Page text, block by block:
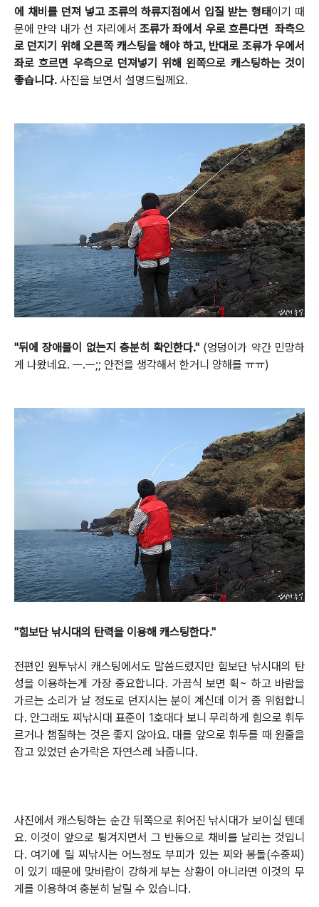
에 채비를 던져 넣고 조류의 하류지점에서 입질 받는 형태이기 때
문에 만약 내가 선 자리에서 조류가 좌에서 우로 흐른다면 좌측으
로 던지기 위해 오른쪽 캐스팅을 해야 하고, 반대로 조류가 우에서
좌로 흐르면 우측으로 던져넣기 위해 왼쪽으로 캐스팅하는 것이
좋습니다. 사진을 보면서 설명드릴께요.
"뒤에 장애물이 없는지 충분히 확인한다." (엉덩이가 약간 민망하
게 나왔네요. ㅡ.ㅡ;; 안전을 생각해서 한거니 양해를 ㅠㅠ)
"힘보단 낚시대의 탄력을 이용해 캐스팅한다."
전편인 원투낚시 캐스팅에서도 말씀드렸지만 힘보단 낚시대의 탄
성을 이용하는게 가장 중요합니다. 가끔식 보면 휙~ 하고 바람을
가르는 소리가 날 정도로 던지시는 분이 계신데 이거 좀 위험합니
다.안그래도 찌낚시대 표준이 1호대다 보니 무리하게 힘으로 휘두
르거나 챔질하는 것은 좋지 않아요. 대를 앞으로 휘두를 때 원줄을
잡고 있었던 손가락은 자연스레 놔줍니다.
사진에서 캐스팅하는 순간 뒤쪽으로 휘어진 낚시대가 보이실 텐데
요. 이것이 앞으로 튕겨지면서 그 반동으로 채비를 날리는 것입니
다.여기에 릴 찌낚시는 어느정도 부피가 있는 찌와 봉돌(수중찌)
이 있기 때문에 맞바람이 강하게 부는 상황이 아니라면 이것의 무
게를 이용하여 충분히 날릴 수 있습니다.